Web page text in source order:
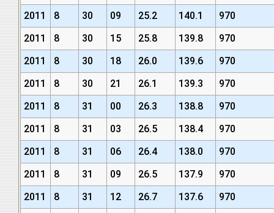
2011
8 30 09 25.2 140.1
970
2011
8 30 15 25.8 139.8
970
2011
8 30 18 26.0 139.6
970
2011
8 30 21 26.1 139.3
970
2011
8 31 00 26.3 138.8
970
2011
8 31 03 26.5 138.4
970
2011
8 31 06 26.4 138.0
970
2011
8 31 09 26.5 137.9
970
2011
8 31 12 26.7 137.6
970